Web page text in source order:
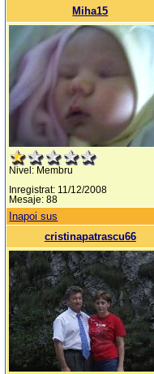
Miha15
Nivel: Membru
Inregistrat: 11/12/2008
Mesaje: 88
Inapoi sus
cristinapatrascu66